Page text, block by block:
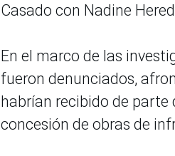
Casado con Nadine
En el marco de las
fueron denunciados,
habrían recibido de parte
concesión de obras de